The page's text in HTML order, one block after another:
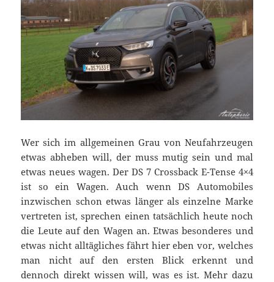
Wer sich im allgemeinen Grau von Neufahrzeugen
etwas abheben will, der muss mutig sein und mal
etwas neues wagen. Der DS 7 Crossback E-Tense 4×4
ist so ein Wagen. Auch wenn DS Automobiles
inzwischen schon etwas länger als einzelne Marke
vertreten ist, sprechen einen tatsächlich heute noch
die Leute auf den Wagen an. Etwas besonderes und
etwas nicht alltägliches fährt hier eben vor, welches
man nicht auf den ersten Blick erkennt und
dennoch direkt wissen will, was es ist. Mehr dazu